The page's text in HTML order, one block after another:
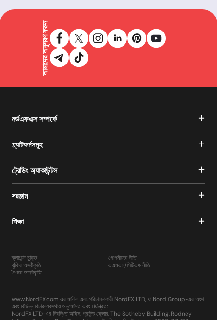
আমাদের অনুসরণ করুন
নর্ডএফএক্স সম্পর্কে
প্ল্যাটফর্মসমূহ
ট্রেডিং অ্যাকাউন্টস
সরঞ্জাম
শিক্ষা
ক্লায়েন্ট চুক্তি
ঝুঁকির অস্বীকৃতি
বৈধতা অস্বীকৃতি
গোপনীয়তা নীতি
এএমএল/সিটিএফ নীতি
www.NordFX.com এর মালিক এবং পরিচালনাকারী NordFX LTD, যা Nord Group-এর অংশ
এবং বিভিন্ন বিচারব্যবস্থায় অনুমোদিত এবং নিয়ন্ত্রিত:
NordFX LTD-এর নিবন্ধিত অফিস: গ্রাউন্ড ফ্লোর, The Sotheby Building, Rodney